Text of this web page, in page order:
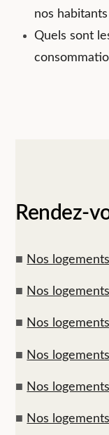
nos
Quels sont
Rendez-
■ Nos
■ Nos
■ Nos
■ Nos
■ Nos
■ Nos